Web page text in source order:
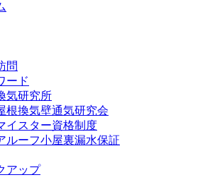
問
ード
気研究所
根換気壁通気研究会
イスター資格制度
ルーフ小屋裏漏水保証
アップ